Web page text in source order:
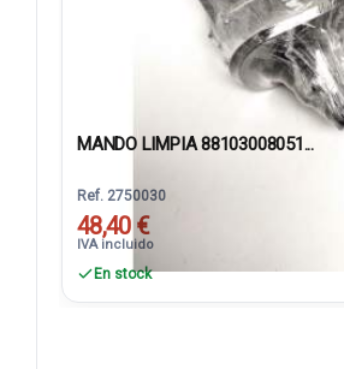
MANDO LIMPIA 88103008051...
Ref. 2750030
48,40 €
IVA incluido
En stock